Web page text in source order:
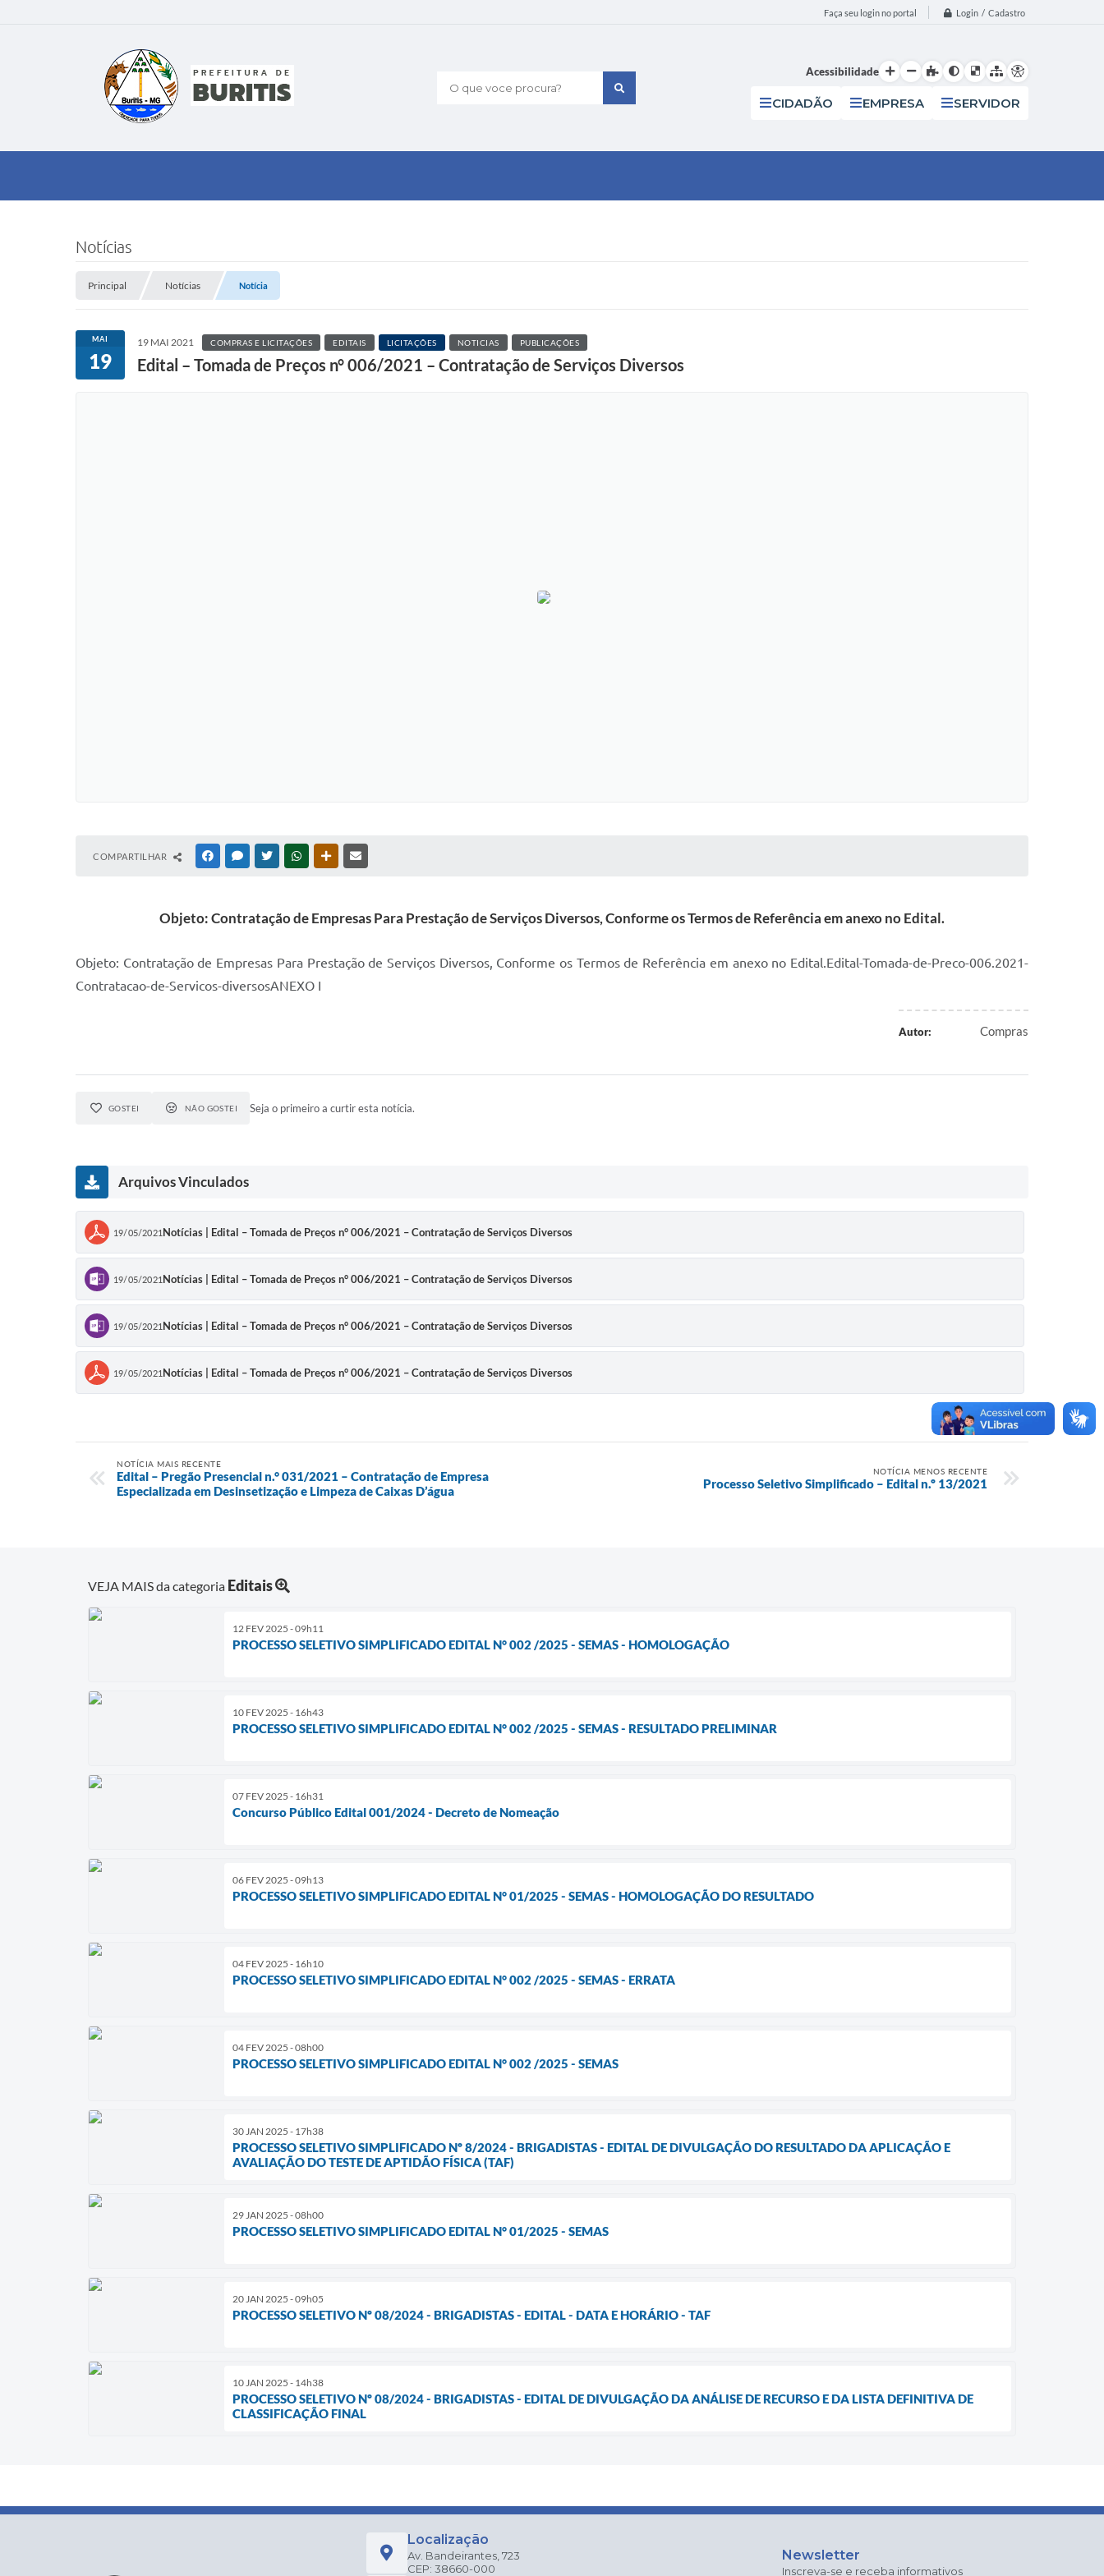
Faça seu login no portal Login / Cadastro
O que voce procura?
Acessibilidade
CIDADÃO EMPRESA SERVIDOR
Notícias
Principal Notícias Notícia
MAI
19
19 MAI 2021 COMPRAS E LICITAÇÕES EDITAIS LICITAÇÕES NOTICIAS PUBLICAÇÕES
Edital – Tomada de Preços n° 006/2021 – Contratação de Serviços Diversos
COMPARTILHAR FACEBOOKMESSENGER
TWITTERWHATSAPPOUTRAS MÍDIAS
Objeto: Contratação de Empresas Para Prestação de Serviços Diversos, Conforme os Termos de Referência em anexo no Edital.
Objeto: Contratação de Empresas Para Prestação de Serviços Diversos, Conforme os Termos de Referência em anexo no Edital.Edital-Tomada-de-Preco-006.2021-
Contratacao-de-Servicos-diversosANEXO I
Autor: Compras
GOSTEI NÃO GOSTEI Seja o primeiro a curtir esta notícia.
Arquivos Vinculados
19/05/2021 Notícias | Edital – Tomada de Preços n° 006/2021 – Contratação de Serviços Diversos
19/05/2021 Notícias | Edital – Tomada de Preços n° 006/2021 – Contratação de Serviços Diversos
19/05/2021 Notícias | Edital – Tomada de Preços n° 006/2021 – Contratação de Serviços Diversos
19/05/2021 Notícias | Edital – Tomada de Preços n° 006/2021 – Contratação de Serviços Diversos
NOTÍCIA MAIS RECENTE
Edital – Pregão Presencial n.° 031/2021 – Contratação de Empresa
Especializada em Desinsetização e Limpeza de Caixas D’água
NOTÍCIA MENOS RECENTE
Processo Seletivo Simplificado – Edital n.º 13/2021
VEJA MAIS da categoria Editais
12 FEV 2025 - 09h11
PROCESSO SELETIVO SIMPLIFICADO EDITAL N° 002 /2025 - SEMAS - HOMOLOGAÇÃO
10 FEV 2025 - 16h43
PROCESSO SELETIVO SIMPLIFICADO EDITAL N° 002 /2025 - SEMAS - RESULTADO PRELIMINAR
07 FEV 2025 - 16h31
Concurso Público Edital 001/2024 - Decreto de Nomeação
06 FEV 2025 - 09h13
PROCESSO SELETIVO SIMPLIFICADO EDITAL N° 01/2025 - SEMAS - HOMOLOGAÇÃO DO RESULTADO
04 FEV 2025 - 16h10
PROCESSO SELETIVO SIMPLIFICADO EDITAL N° 002 /2025 - SEMAS - ERRATA
04 FEV 2025 - 08h00
PROCESSO SELETIVO SIMPLIFICADO EDITAL N° 002 /2025 - SEMAS
30 JAN 2025 - 17h38
PROCESSO SELETIVO SIMPLIFICADO Nº 8/2024 - BRIGADISTAS - EDITAL DE DIVULGAÇÃO DO RESULTADO DA APLICAÇÃO E
AVALIAÇÃO DO TESTE DE APTIDÃO FÍSICA (TAF)
29 JAN 2025 - 08h00
PROCESSO SELETIVO SIMPLIFICADO EDITAL N° 01/2025 - SEMAS
20 JAN 2025 - 09h05
PROCESSO SELETIVO Nº 08/2024 - BRIGADISTAS - EDITAL - DATA E HORÁRIO - TAF
10 JAN 2025 - 14h38
PROCESSO SELETIVO Nº 08/2024 - BRIGADISTAS - EDITAL DE DIVULGAÇÃO DA ANÁLISE DE RECURSO E DA LISTA DEFINITIVA DE
CLASSIFICAÇÃO FINAL
Localização
Av. Bandeirantes, 723
CEP: 38660-000
Newsletter
Inscreva-se e receba informativos